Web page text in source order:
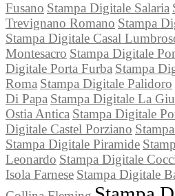
Fusano Stampa Digitale Salaria
Trevignano Romano Stampa
Stampa Digitale Casal
Montesacro Stampa Digitale
Digitale Porta Furba Stampa
Roma Stampa Digitale Palidoro
Di Papa Stampa Digitale La
Ostia Antica Stampa Digitale
Digitale Castel Porziano
Stampa Digitale Piramide
Leonardo Stampa Digitale
Isola Farnese Stampa Digitale